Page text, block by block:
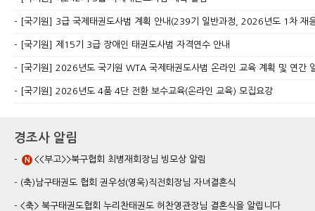
[국기원] 3급 국제태권도사범 계획 안내(239기 일반과정, 2026년도 1차 재
[국기원] 제15기 3급 장애인 태권도사범 자격연수 안내
[국기원] 2026년도 국기원 WTA 국제태권도사범 온라인 교육 계획 및 연간
[국기원] 2026년도 4품 4단 전환 보수교육(온라인 교육) 모집요강
경조사 알림
N <<부고>>북구협회 최병재회장님 빙모상 알림
(축)남구태권도 협회 권우성(영욱)직전회장님 자녀결혼식
<축> 북구태권도협회 누리찬태권도 허찬영관장님 결혼식을 알립니다